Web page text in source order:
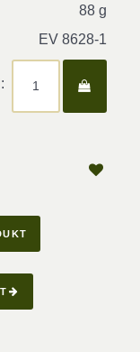
88 g
EV 8628-1